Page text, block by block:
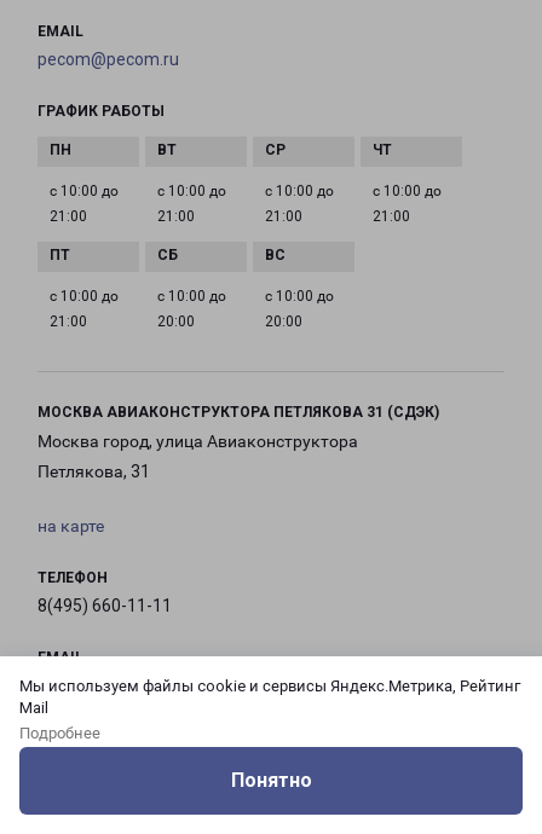
Мы используем файлы cookie и сервисы Яндекс.Метрика, Рейтинг
Mail
Подробнее
Понятно
EMAIL
pecom@pecom.ru
ГРАФИК РАБОТЫ
с 10:00 до
21:00
с 10:00 до
21:00
с 10:00 до
21:00
с 10:00 до
21:00
с 10:00 до
21:00
с 10:00 до
20:00
с 10:00 до
20:00
МОСКВА АВИАКОНСТРУКТОРА ПЕТЛЯКОВА 31 (СДЭК)
Москва город, улица Авиаконструктора
Петлякова, 31
на карте
ТЕЛЕФОН
8(495) 660-11-11
EMAIL
pecom@pecom.ru
ГРАФИК РАБОТЫ
с 10:00 до с 10:00 до с 10:00 до с 10:00 до